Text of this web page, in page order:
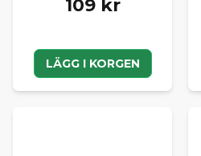
109 kr
LÄGG I KORGEN